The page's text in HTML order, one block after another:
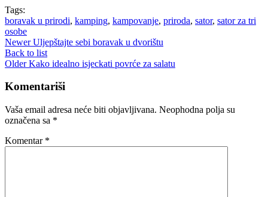
Tags:
boravak u prirodi, kamping, kampovanje, priroda, sator, sator za tri
osobe
Newer Uljepštajte sebi boravak u dvorištu
Back to list
Older Kako idealno isjeckati povrće za salatu
Komentariši
Vaša email adresa neće biti objavljivana. Neophodna polja su
označena sa *
Komentar *